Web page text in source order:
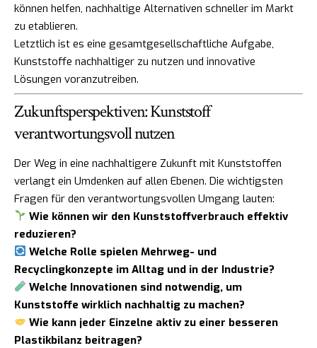
können helfen, nachhaltige Alternativen schneller im Markt
zu etablieren.
Letztlich ist es eine gesamtgesellschaftliche Aufgabe,
Kunststoffe nachhaltiger zu nutzen und innovative
Lösungen voranzutreiben.
Zukunftsperspektiven: Kunststoff
verantwortungsvoll nutzen
Der Weg in eine nachhaltigere Zukunft mit Kunststoffen
verlangt ein Umdenken auf allen Ebenen. Die wichtigsten
Fragen für den verantwortungsvollen Umgang lauten:
Wie können wir den Kunststoffverbrauch effektiv
reduzieren?
Welche Rolle spielen Mehrweg- und
Recyclingkonzepte im Alltag und in der Industrie?
Welche Innovationen sind notwendig, um
Kunststoffe wirklich nachhaltig zu machen?
Wie kann jeder Einzelne aktiv zu einer besseren
Plastikbilanz beitragen?